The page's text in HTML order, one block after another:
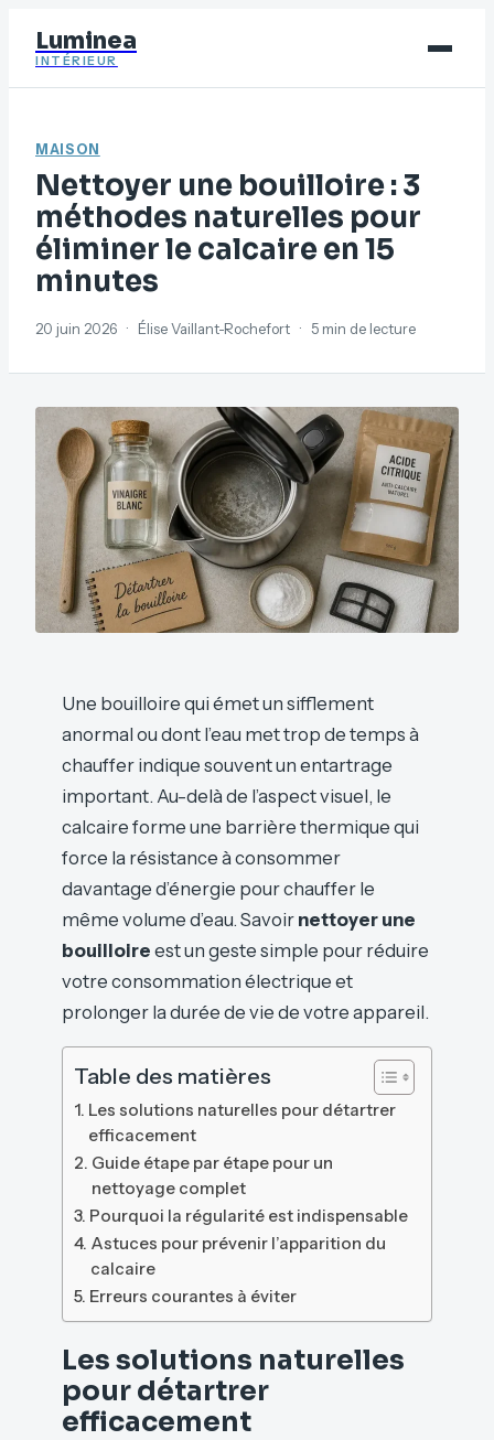
Luminea
INTÉRIEUR
Immobilier
Jardinage
Maison
MAISON
Nettoyer une bouilloire : 3
méthodes naturelles pour
éliminer le calcaire en 15
minutes
20 juin 2026 · Élise Vaillant-Rochefort · 5 min de lecture
Une bouilloire qui émet un sifflement
anormal ou dont l’eau met trop de temps à
chauffer indique souvent un entartrage
important. Au-delà de l’aspect visuel, le
calcaire forme une barrière thermique qui
force la résistance à consommer
davantage d’énergie pour chauffer le
même volume d’eau. Savoir nettoyer une
bouilloire est un geste simple pour réduire
votre consommation électrique et
prolonger la durée de vie de votre appareil.
Table des matières
Les solutions naturelles pour détartrer
efficacement
Guide étape par étape pour un
nettoyage complet
Pourquoi la régularité est indispensable
Astuces pour prévenir l’apparition du
calcaire
Erreurs courantes à éviter
Les solutions naturelles
pour détartrer
efficacement